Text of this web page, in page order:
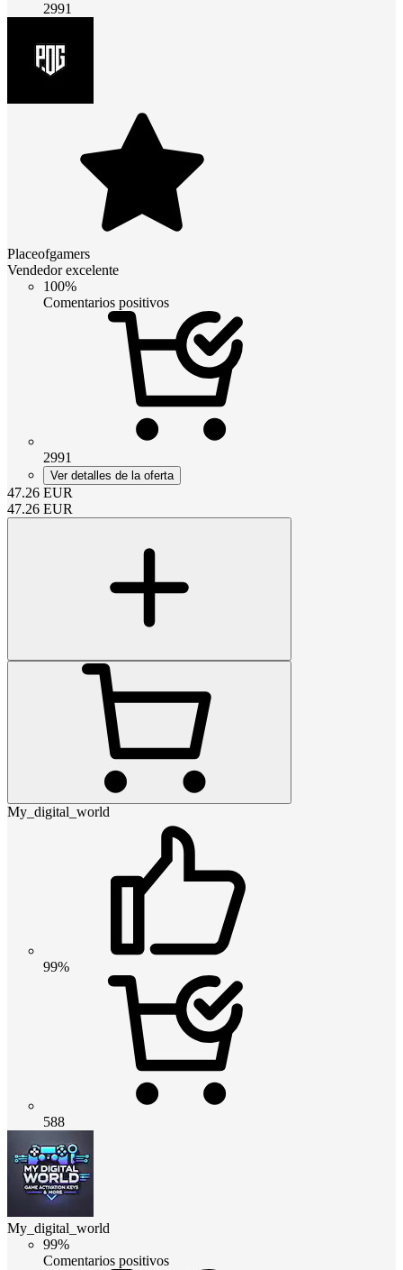
2991
Placeofgamers
Vendedor excelente
100%
Comentarios positivos
2991
Ver detalles de la oferta
47.26 EUR
47.26 EUR
My_digital_world
99%
588
My_digital_world
99%
Comentarios positivos